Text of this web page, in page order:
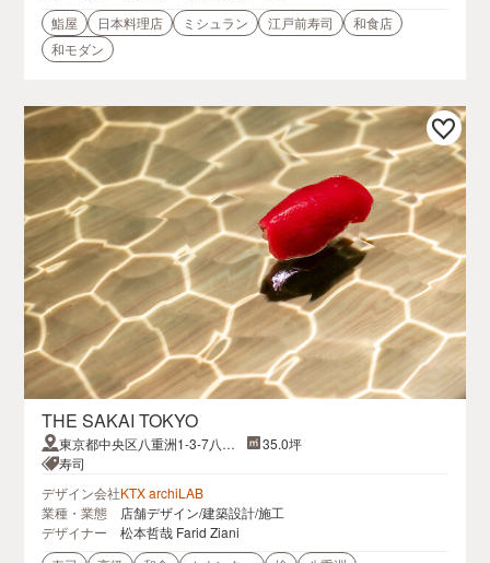
鮨屋
日本料理店 ミシュラン 江戸前寿司
和食店
和モダン
THE SAKAI TOKYO
東京都中央区八重洲1-3-7八重
洲ファーストフィナンシャルビ
35.0坪
寿司
デザイン会社KTX archiLAB
業種・業態
店舗デザイン/建築設計/施工
デザイナー
松本哲哉 Farid Ziani